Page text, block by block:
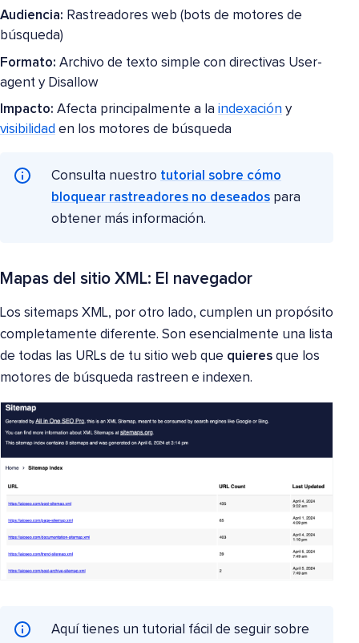
Audiencia: Rastreadores web (bots de motores de
búsqueda)
Formato: Archivo de texto simple con directivas User-
agent y Disallow
Impacto: Afecta principalmente a la indexación y
visibilidad en los motores de búsqueda
Consulta nuestro tutorial sobre cómo
bloquear rastreadores no deseados para
obtener más información.
Mapas del sitio XML: El navegador
Los sitemaps XML, por otro lado, cumplen un propósito
completamente diferente. Son esencialmente una lista
de todas las URLs de tu sitio web que quieres que los
motores de búsqueda rastreen e indexen.
Aquí tienes un tutorial fácil de seguir sobre